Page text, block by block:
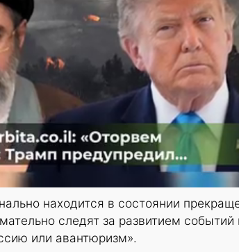
находится в состоянии
следят за развитием событий
или авантюризм».